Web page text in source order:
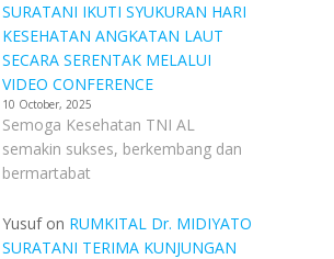
SURATANI IKUTI SYUKURAN HARI
KESEHATAN ANGKATAN LAUT
SECARA SERENTAK MELALUI
VIDEO CONFERENCE
10 October, 2025
Semoga Kesehatan TNI AL
semakin sukses, berkembang dan
bermartabat
Yusufon RUMKITAL Dr. MIDIYATO
SURATANI TERIMA KUNJUNGAN